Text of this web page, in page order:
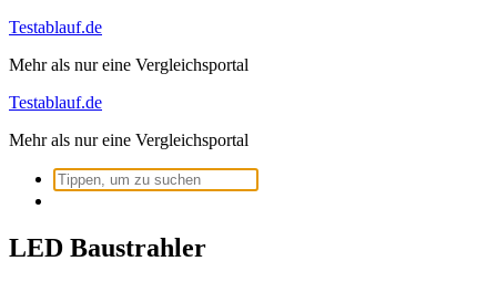
Zum
springen
Testablauf.de
Mehr als nur eine Vergleichsportal
Testablauf.de
Mehr als nur eine Vergleichsportal
Suchen
nach:
LED Baustrahler